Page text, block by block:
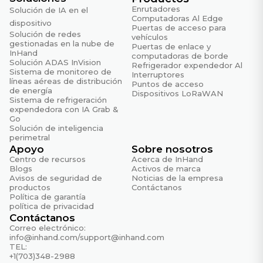
Garantía
3 años
Gestión en la nube
Asistente de IA
Soporte 24/7, resolución de problemas con
conocimiento del contexto.
Características
Aprovisionamiento sin intervención manual, gestión
centralizada, monitorización visualizada.
Plataforma
Administrador en la nube
Características de red
Acceso
Red celular 5G/4G, Ethernet
Solución de IA en el
dispositivo
Solución de redes
gestionadas en la nube de
InHand
Solución ADAS InVision
Sistema de monitoreo de
líneas aéreas de distribución
de energía
Sistema de refrigeración
expendedora con IA Grab &
Go
Solución de inteligencia
perimetral
Enrutadores
Computadoras Al Edge
Puertas de acceso para
vehículos
Puertas de enlace y
computadoras de borde
Refrigerador expendedor Al
Interruptores
Puntos de acceso
Dispositivos LoRaWAN
Apoyo
Centro de recursos
Blogs
Avisos de seguridad de
productos
Política de garantía
política de privacidad
Sobre nosotros
Acerca de InHand
Activos de marca
Noticias de la empresa
Contáctanos
Contáctanos
Correo electrónico:
info@inhand.com/support@inhand.com
TEL:
+1(703)348-2988